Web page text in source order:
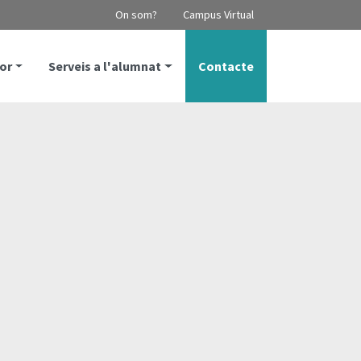
On som? Campus Virtual
Serveis a l'alumnat Contacte